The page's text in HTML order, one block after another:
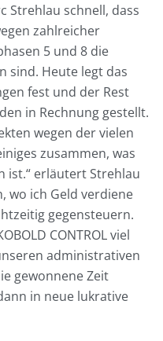
Strehlau schnell, dass
zahlreicher
5 und 8 die
sind. Heute legt das
fest und der Rest
in Rechnung gestellt.
wegen der vielen
zusammen, was
ist.“ erläutert Strehlau
wo ich Geld verdiene
gegensteuern.
CONTROL viel
administrativen
gewonnene Zeit
in neue lukrative